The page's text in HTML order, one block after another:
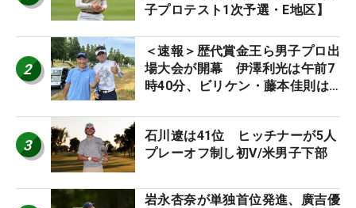
子プロテスト1次予選・E地区】
2
＜速報＞歴代賞金王ら男子プロ出
場大会が開幕 伊澤利光は午前7
時40分、ビリケン・藤本佳則は
STAGE JOYX OPEN】
3
石川遼は41位 ヒッチナーが5人
プレーオフ制し初V/米男子下部
岩永杏奈が単独首位発進、廣吉優